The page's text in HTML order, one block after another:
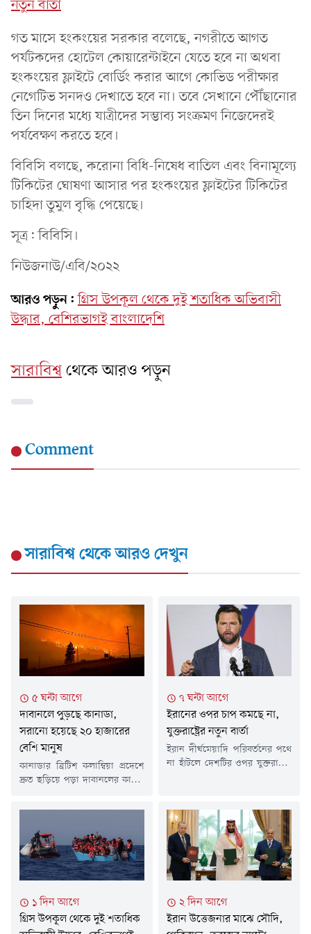
নতুন বার্তা
গত মাসে হংকংয়ের সরকার বলেছে, নগরীতে আগত
পর্যটকদের হোটেল কোয়ারেন্টাইনে যেতে হবে না অথবা
হংকংয়ের ফ্লাইটে বোর্ডিং করার আগে কোভিড পরীক্ষার
নেগেটিভ সনদও দেখাতে হবে না। তবে সেখানে পৌঁছানোর
তিন দিনের মধ্যে যাত্রীদের সম্ভাব্য সংক্রমণ নিজেদেরই
পর্যবেক্ষণ করতে হবে।
বিবিসি বলছে, করোনা বিধি-নিষেধ বাতিল এবং বিনামূল্যে
টিকিটের ঘোষণা আসার পর হংকংয়ের ফ্লাইটের টিকিটের
চাহিদা তুমুল বৃদ্ধি পেয়েছে।
সূত্র: বিবিসি।
নিউজনাউ/এবি/২০২২
আরও পড়ুন: গ্রিস উপকূল থেকে দুই শতাধিক অভিবাসী
উদ্ধার, বেশিরভাগই বাংলাদেশি
সারাবিশ্বথেকে আরও পড়ুন
Comment
সারাবিশ্বথেকে আরও দেখুন
৫ ঘন্টা আগে
দাবানলে পুড়ছে কানাডা,
সরানো হয়েছে ২০ হাজারের
বেশি মানুষ
কানাডার ব্রিটিশ কলাম্বিয়া প্রদেশে
দ্রুত ছড়িয়ে পড়া দাবানলের কারণে
নিরাপদ স্থানে সরিয়ে নেওয়া
প্রদেশটিতে জরুরি অবস্থা জারি করা
হয়। আগুন নিয়ন্ত্রণের বাইরে চলে
যাওয়ায় বেশ কয়েকটি এলাকার
বাসিন্দাদের বাড়ি ছাড়ার নির্দেশ
অব ইন্ডিয়ার।'বাল্ড রেঞ্জ' নামে
দাবানলটি রাতারাতি প্রায়...
৭ ঘন্টা আগে
ইরানের ওপর চাপ কমছে না,
যুক্তরাষ্ট্রের নতুন বার্তা
ইরান দীর্ঘমেয়াদি পরিবর্তনের পথে
না হাঁটলে দেশটির ওপর যুক্তরাষ্ট্রের
ওয়াশিংটন এখন পর্যবেক্ষণ করছে,
ইরান যুক্তরাষ্ট্রের সাথে সম্পর্ক
উন্নয়নের জন্য প্রয়োজনীয় পরিবর্তন
আনতে প্রস্তুত কি না।ফক্স নিউজকে
দেওয়া এক সাক্ষাৎকারে ভ্যান্স
রাজি না হয়,...
১ দিন আগে
গ্রিস উপকূল থেকে দুই শতাধিক
২ দিন আগে
ইরান উত্তেজনার মাঝে সৌদি,